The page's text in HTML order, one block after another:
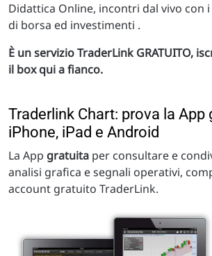
Didattica Online, incontri dal vivo con
di borsa ed investimenti .
È un servizio TraderLink GRATUITO,
il box qui a fianco.
Traderlink Chart: prova la App
iPhone, iPad e Android
La App gratuita per consultare e
analisi grafica e segnali operativi,
account gratuito TraderLink.